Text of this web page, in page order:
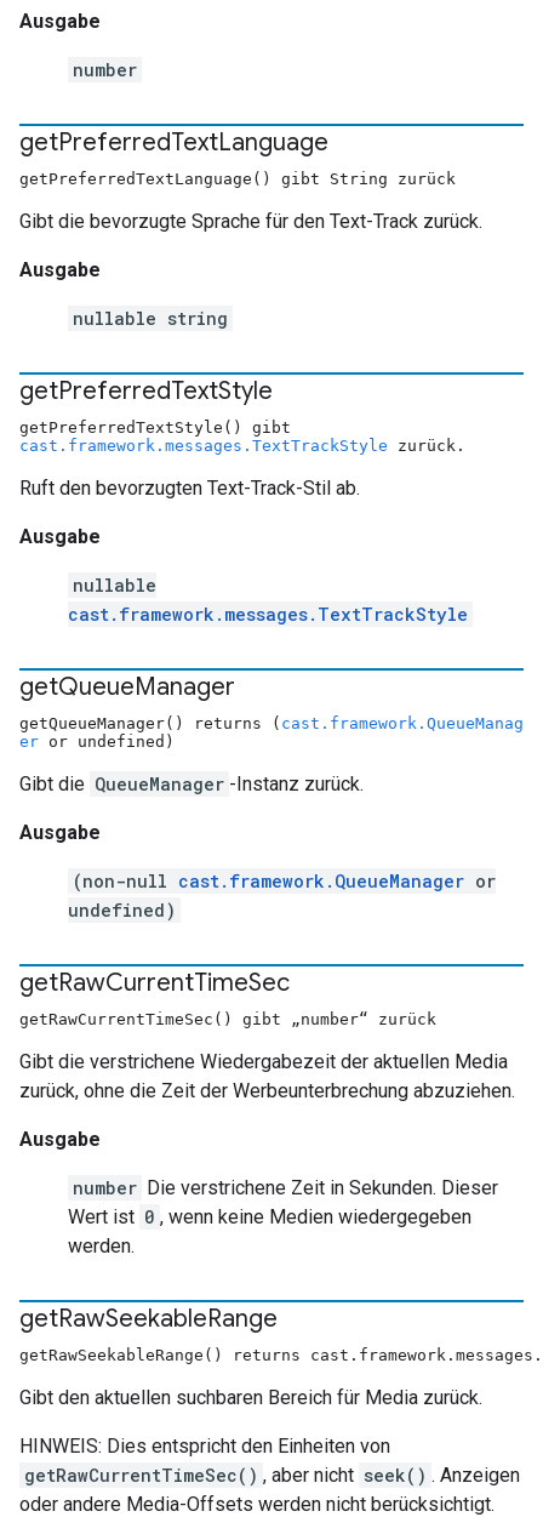
Ausgabe
number
getPreferredTextLanguage
getPreferredTextLanguage() gibt String zurück
Gibt die bevorzugte Sprache für den Text-Track zurück.
Ausgabe
nullable string
getPreferredTextStyle
getPreferredTextStyle() gibt
cast.framework.messages.TextTrackStyle zurück.
Ruft den bevorzugten Text-Track-Stil ab.
Ausgabe
nullable
cast.framework.messages.TextTrackStyle
getQueueManager
getQueueManager() returns ( cast.framework.QueueManag
er or undefined)
Gibt die QueueManager -Instanz zurück.
Ausgabe
(non-null cast.framework.QueueManager or
undefined)
getRawCurrentTimeSec
getRawCurrentTimeSec() gibt „number“ zurück
Gibt die verstrichene Wiedergabezeit der aktuellen Media
zurück, ohne die Zeit der Werbeunterbrechung abzuziehen.
Ausgabe
number Die verstrichene Zeit in Sekunden. Dieser
Wert ist 0 , wenn keine Medien wiedergegeben
werden.
getRawSeekableRange
getRawSeekableRange() returns
Gibt den aktuellen suchbaren Bereich für Media zurück.
HINWEIS: Dies entspricht den Einheiten von
getRawCurrentTimeSec() , aber nicht seek() . Anzeigen
oder andere Media-Offsets werden nicht berücksichtigt.